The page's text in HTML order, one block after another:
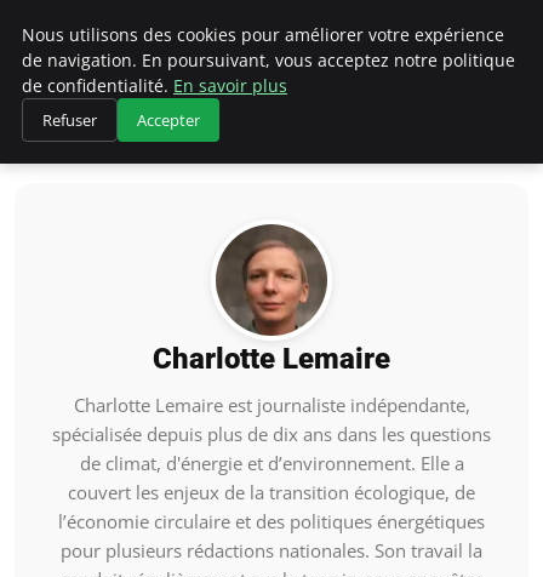
Climategatecountryclub.com
Accueil Charlotte Lemaire
Charlotte Lemaire
Charlotte Lemaire est journaliste indépendante,
spécialisée depuis plus de dix ans dans les questions
de climat, d'énergie et d’environnement. Elle a
couvert les enjeux de la transition écologique, de
l’économie circulaire et des politiques énergétiques
pour plusieurs rédactions nationales. Son travail la
Nous utilisons des cookies pour améliorer votre expérience
de navigation. En poursuivant, vous acceptez notre politique
de confidentialité. En savoir plus
Refuser Accepter